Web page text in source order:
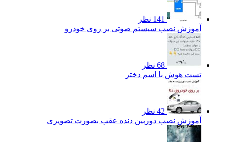
141 نظر
آموزش نصب سیستم صوتی بر روی خودرو
68 نظر
تست هوش با اسم دختر
42 نظر
آموزش نصب دوربین دنده عقب بصورت تصویری